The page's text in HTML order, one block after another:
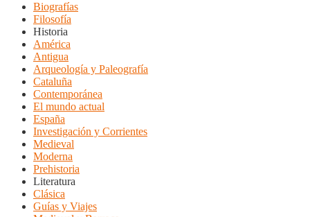
Biografías
Filosofía
Historia
América
Antigua
Arqueología y Paleografía
Cataluña
Contemporánea
El mundo actual
España
Investigación y Corrientes
Medieval
Moderna
Prehistoria
Literatura
Clásica
Guías y Viajes